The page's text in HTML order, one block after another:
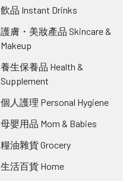
飲品 Instant Drinks
護膚・美妝產品 Skincare &
Makeup
養生保養品 Health &
Supplement
個人護理 Personal Hygiene
母嬰用品 Mom & Babies
糧油雜貨 Grocery
生活百貨 Home